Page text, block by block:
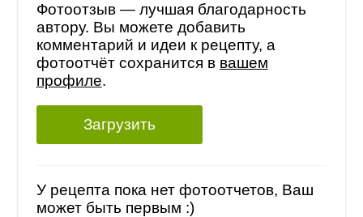
Фотоотзыв — лучшая благодарность
автору. Вы можете добавить
комментарий и идеи к рецепту, а
фотоотчёт сохранится в вашем
профиле.
Загрузить
У рецепта пока нет фотоотчетов, Ваш
может быть первым :)